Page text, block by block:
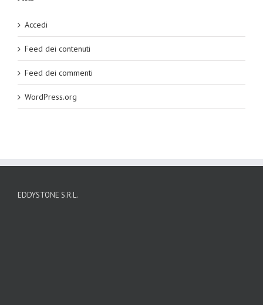
Accedi
Feed dei contenuti
Feed dei commenti
WordPress.org
EDDYSTONE S.R.L.